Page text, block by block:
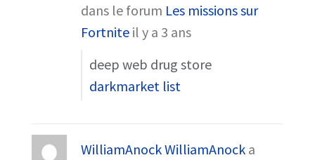
dans le forum Les missions sur
Fortnite il y a 3 ans
deep web drug store
darkmarket list
WilliamAnock WilliamAnock a